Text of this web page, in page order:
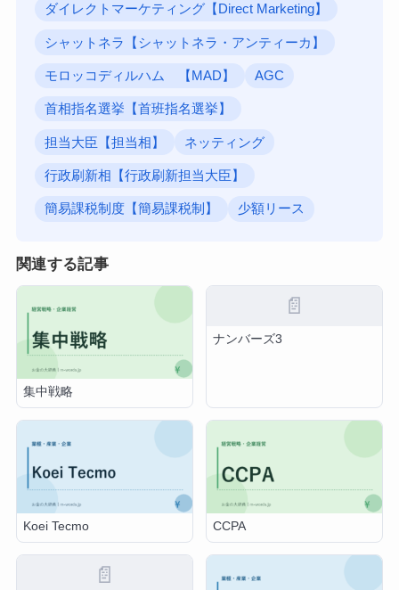
ダイレクトマーケティング【Direct Marketing】
シャットネラ【シャットネラ・アンティーカ】
モロッコディルハム 【MAD】 AGC
首相指名選挙【首班指名選挙】
担当大臣【担当相】 ネッティング
行政刷新相【行政刷新担当大臣】
簡易課税制度【簡易課税制】 少額リース
関連する記事
集中戦略
📄
ナンバーズ3
Koei Tecmo CCPA
📄